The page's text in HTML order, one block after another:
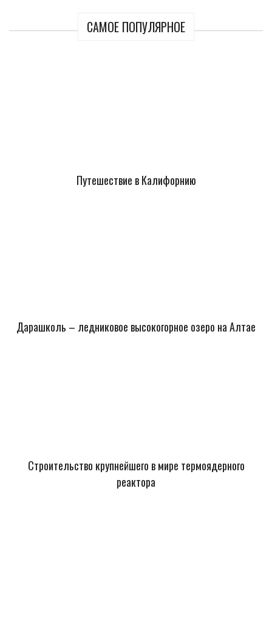
САМОЕ ПОПУЛЯРНОЕ
Путешествие в Калифорнию
Дарашколь – ледниковое высокогорное озеро на Алтае
Строительство крупнейшего в мире термоядерного
реактора